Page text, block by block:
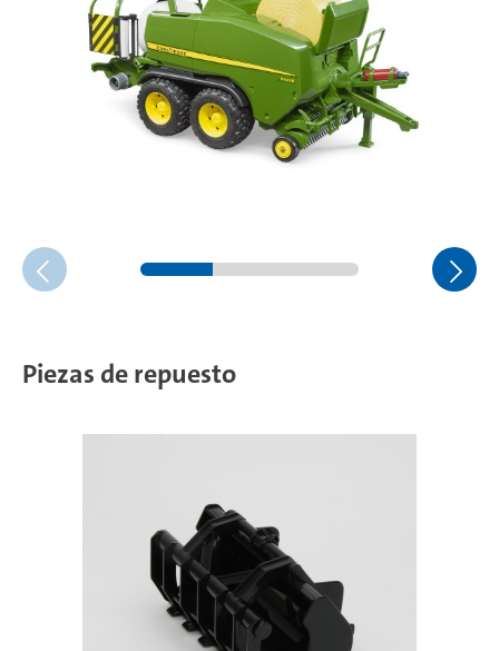
Piezas de repuesto